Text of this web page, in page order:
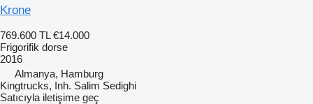
Krone
769.600 TL €14.000
Frigorifik dorse
2016
Almanya, Hamburg
Kingtrucks, Inh. Salim Sedighi
Satıcıyla iletişime geç